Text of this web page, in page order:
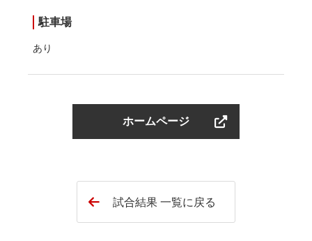
駐車場
あり
ホームページ
試合結果 一覧に戻る